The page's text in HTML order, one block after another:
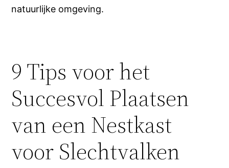
natuurlijke omgeving.
9 Tips voor het
Succesvol Plaatsen
van een Nestkast
voor Slechtvalken